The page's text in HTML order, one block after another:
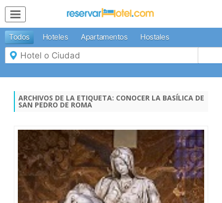
MENÚ
Inicio
Mi
Reserva
Inspírate
Todos Hoteles Apartamentos Hostales
ARCHIVOS DE LA ETIQUETA: CONOCER LA BASÍLICA DE
SAN PEDRO DE ROMA